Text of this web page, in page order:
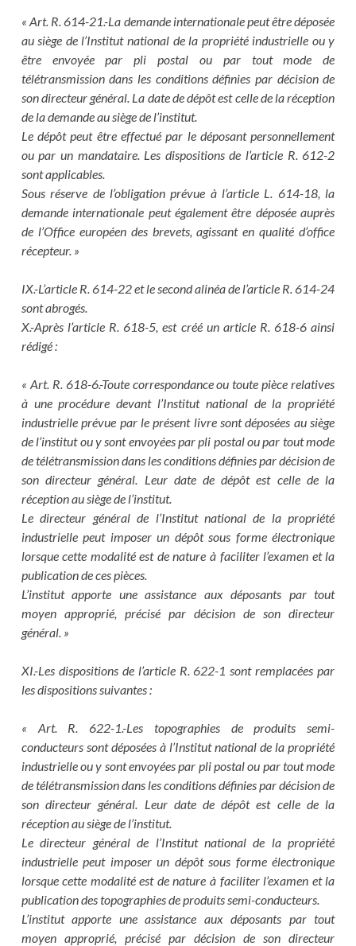
« Art. R. 614-21.-La demande internationale peut être déposée
au siège de l’Institut national de la propriété industrielle ou y
être envoyée par pli postal ou par tout mode de
télétransmission dans les conditions définies par décision de
son directeur général. La date de dépôt est celle de la réception
de la demande au siège de l’institut.
Le dépôt peut être effectué par le déposant personnellement
ou par un mandataire. Les dispositions de l’article R. 612-2
sont applicables.
Sous réserve de l’obligation prévue à l’article L. 614-18, la
demande internationale peut également être déposée auprès
de l’Office européen des brevets, agissant en qualité d’office
récepteur. »
IX.-L’article R. 614-22 et le second alinéa de l’article R. 614-24
sont abrogés.
X.-Après l’article R. 618-5, est créé un article R. 618-6 ainsi
rédigé :
« Art. R. 618-6.-Toute correspondance ou toute pièce relatives
à une procédure devant l’Institut national de la propriété
industrielle prévue par le présent livre sont déposées au siège
de l’institut ou y sont envoyées par pli postal ou par tout mode
de télétransmission dans les conditions définies par décision de
son directeur général. Leur date de dépôt est celle de la
réception au siège de l’institut.
Le directeur général de l’Institut national de la propriété
industrielle peut imposer un dépôt sous forme électronique
lorsque cette modalité est de nature à faciliter l’examen et la
publication de ces pièces.
L’institut apporte une assistance aux déposants par tout
moyen approprié, précisé par décision de son directeur
général. »
XI.-Les dispositions de l’article R. 622-1 sont remplacées par
les dispositions suivantes :
« Art. R. 622-1.-Les topographies de produits semi-
conducteurs sont déposées à l’Institut national de la propriété
industrielle ou y sont envoyées par pli postal ou par tout mode
de télétransmission dans les conditions définies par décision de
son directeur général. Leur date de dépôt est celle de la
réception au siège de l’institut.
Le directeur général de l’Institut national de la propriété
industrielle peut imposer un dépôt sous forme électronique
lorsque cette modalité est de nature à faciliter l’examen et la
publication des topographies de produits semi-conducteurs.
L’institut apporte une assistance aux déposants par tout
moyen approprié, précisé par décision de son directeur